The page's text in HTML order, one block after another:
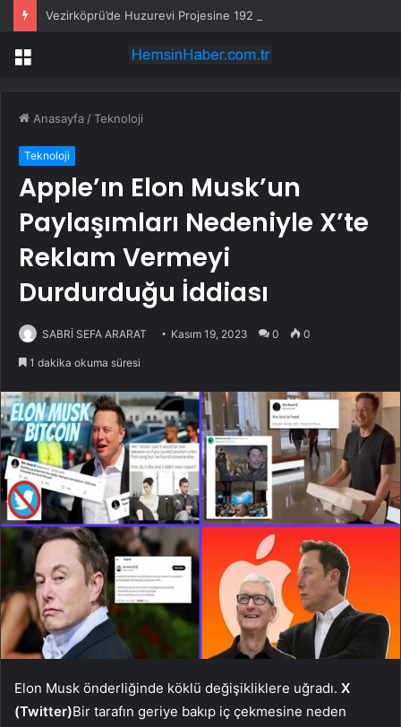
Vezirköprü’de Huzurevi Projesine 192 Milyon TL Destek
Menü
Anasayfa /Teknoloji
Teknoloji
Apple’ın Elon Musk’un
Paylaşımları Nedeniyle X’te
Reklam Vermeyi
Durdurduğu İddiası
SABRİ SEFA ARARAT Kasım 19, 2023 0 0
1 dakika okuma süresi
Elon Musk önderliğinde köklü değişikliklere uğradı. X
(Twitter)Bir tarafın geriye bakıp iç çekmesine neden